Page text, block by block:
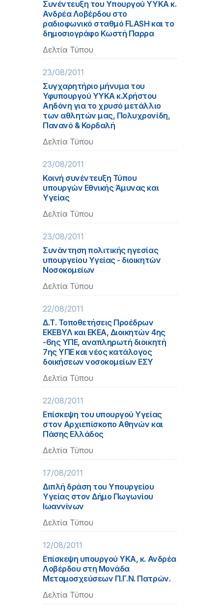
Συνέντευξη του Υπουργού ΥΥΚΑ κ.
Ανδρέα Λοβέρδου στο
ραδιοφωνικό σταθμό FLASH και το
δημοσιογράφο Κωστή Παρρα
Δελτία Τύπου
23/08/2011
Συγχαρητήριο μήνυμα του
Υφυπουργού ΥΥΚΑ κ.Χρήστου
Αηδόνη για το χρυσό μετάλλιο
των αθλητών μας, Πολυχρονίδη,
Πανανό & Κορδαλή
Δελτία Τύπου
23/08/2011
Κοινή συνέντευξη Τύπου
υπουργών Εθνικής Άμυνας και
Υγείας
Δελτία Τύπου
23/08/2011
Συνάντηση πολιτικής ηγεσίας
υπουργείου Υγείας - διοικητών
Νοσοκομείων
Δελτία Τύπου
22/08/2011
Δ.Τ. Τοποθετήσεις Προέδρων
ΕΚΕΒΥΛ και ΕΚΕΑ, Διοικητών 4ης
-6ης ΥΠΕ, αναπληρωτή διοικητή
7ης ΥΠΕ και νέος κατάλογος
δοικήσεων νοσοκομείων ΕΣΥ
Δελτία Τύπου
22/08/2011
Επίσκεψη του υπουργού Υγείας
στον Αρχιεπίσκοπο Αθηνών και
Πάσης Ελλάδος
Δελτία Τύπου
17/08/2011
Διπλή δράση του Υπουργείου
Υγείας στον Δήμο Πωγωνίου
Ιωαννίνων
Δελτία Τύπου
12/08/2011
Επίσκεψη υπουργού ΥΚΑ, κ. Ανδρέα
Λοβέρδου στη Μονάδα
Μεταμοσχεύσεων Π.Γ.Ν. Πατρών.
Δελτία Τύπου